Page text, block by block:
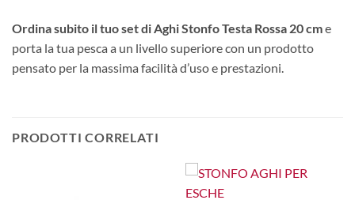
Ordina subito il tuo set di Aghi Stonfo Testa Rossa 20 cme
porta la tua pesca a un livello superiore con un prodotto
pensato per la massima facilità d’uso e prestazioni.
PRODOTTI CORRELATI